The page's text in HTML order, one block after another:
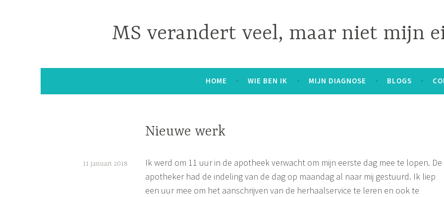
MS verandert veel, maar niet mijn
HOME WIE BEN IK MIJN DIAGNOSE BLOGS
Nieuwe werk
11 januari 2018
Ik werd om 11 uur in de apotheek verwacht om mijn eerste dag mee te lopen. De
apotheker had de indeling van de dag op maandag al naar mij gestuurd. Ik liep
een uur mee om het aanschrijven van de herhaalservice te leren en ook te